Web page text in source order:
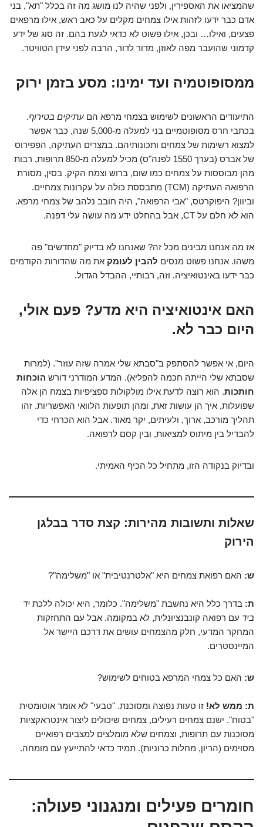
שהמציאו את האספירין, ולפני שהיה לנו מושג מה זה בכלל "תא", בני
אדם כבר ידעו לזהות אילו צמחים מקלים על כאב ראש, אילו מרפאים
פצעים, ואילו… ובכן, אילו פשוט לא כדאי לגעת בהם. זה סוג של ידע
קדמוני שהועבר מפה לאוזן, מדור לדור, הרבה לפני עידן הטוויטר.
ממסופוטמיה ועד ימינו: מסע בזמן ירוק
התיעודים הראשונים לשימוש בצמחי מרפא הם עתיקים בטירוף.
בכתבי חרס מסופוטמיים בני למעלה מ-5,000 שנה, כבר אפשר
למצוא רשימות של צמחים ותכונותיהם. במצרים העתיקה, הפפירוס
של אברס (בערך 1550 לפנה"ס) מכיל למעלה מ-850 תרופות, רבות
מהן מבוססות על צמחים כמו שום, ברוש וצמח הקיק. בסין, מסורת
הרפואה העתיקה (TCM) מתבססת כולה על עקרונות צמחיים.
וביוון? היפוקרטס, "אבי הרפואה", היה חובב נלהב של צמחי מרפא.
הוא לא חלם על CT, אבל בהחלט ידע מה עושה עלי דפנה.
אז מה אנחנו מבינים מכל זה? שאנחנו לא בדיוק "מחדשים" פה
משהו. אנחנו פשוט מנסים להבין לעומק את מה שהדורות הקודמים
כבר ידעו באינטואיציה. וזה, רבותיי, ההבדל הגדול.
האם אינטואיציה היא מדע? פעם אולי,
היום כבר לא.
היום, אי אפשר להסתפק ב"סבתא שלי אמרה שזה עוזר". (למרות
שסבתא שלי הייתה חכמה להפליא). המדע המודרני דורש הוכחות
חותכות. הוא רוצה לדעת אילו מולקולות ספציפיות בצמח הן אלה
שפועלות, איך הן עושות זאת, ומהן תופעות הלוואי האפשריות. זהו
תהליך מורכב, ארוך, ולעיתים, יקר מאוד. אבל הוא הכרחי כדי
להבדיל בין מיתוס למציאות, ובין קסם לרפואה.
ובדיוק בנקודה הזו, מתחיל כל הכיף האמיתי.
שאלות ותשובות מהירות: קצת סדר בבלגן
הירוק
ש: האם רפואת צמחים היא "אלטרנטיבית" או "משלימה"?
ת: בדרך כלל היא נחשבת "משלימה". כלומר, היא יכולה ללכת יד
ביד עם רפואה קונבנציונלית, לא במקומה. אבל עם התחזקות
המחקר המדעי, חלק מהצמחים עושים את דרכם היישר אל
המיינסטרים.
ש: האם כל צמחי המרפא בטוחים לשימוש?
ת: ממש לא! זו טעות נפוצה ומסוכנת. "טבעי" לא אומר אוטומטית
"בטוח". ישנם צמחים רעילים, צמחים שיכולים ליצור אינטראקציות
מסוכנות עם תרופות, וצמחים שלא מומלצים למצבים רפואיים
מסוימים (הריון, מחלות כרוניות). תמיד כדאי להתייעץ עם מומחה.
חומרים פעילים ומנגנוני פעולה: